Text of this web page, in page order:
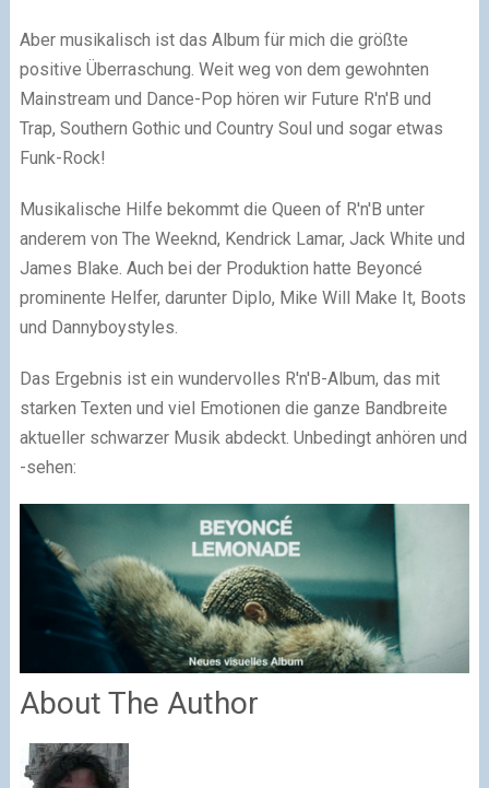
Aber musikalisch ist das Album für mich die größte
positive Überraschung. Weit weg von dem gewohnten
Mainstream und Dance-Pop hören wir Future R'n'B und
Trap, Southern Gothic und Country Soul und sogar etwas
Funk-Rock!
Musikalische Hilfe bekommt die Queen of R'n'B unter
anderem von The Weeknd, Kendrick Lamar, Jack White und
James Blake. Auch bei der Produktion hatte Beyoncé
prominente Helfer, darunter Diplo, Mike Will Make It, Boots
und Dannyboystyles.
Das Ergebnis ist ein wundervolles R'n'B-Album, das mit
starken Texten und viel Emotionen die ganze Bandbreite
aktueller schwarzer Musik abdeckt. Unbedingt anhören und
-sehen:
About The Author